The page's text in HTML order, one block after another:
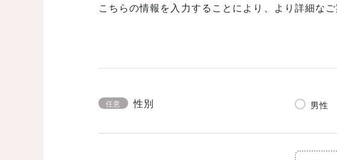
こちらの情報を入力することにより、より詳細な
任意 性別 男性